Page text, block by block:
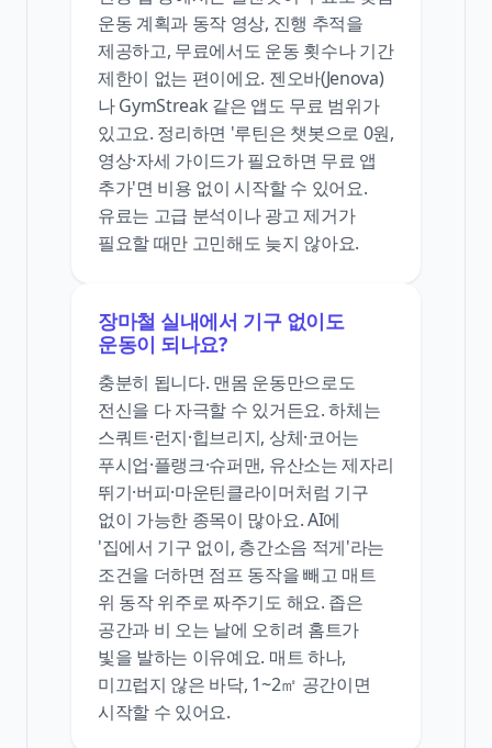
운동 계획과 동작 영상, 진행 추적을
제공하고, 무료에서도 운동 횟수나 기간
제한이 없는 편이에요. 젠오바(Jenova)
나 GymStreak 같은 앱도 무료 범위가
있고요. 정리하면 '루틴은 챗봇으로 0원,
영상·자세 가이드가 필요하면 무료 앱
추가'면 비용 없이 시작할 수 있어요.
유료는 고급 분석이나 광고 제거가
필요할 때만 고민해도 늦지 않아요.
장마철 실내에서 기구 없이도
운동이 되나요?
충분히 됩니다. 맨몸 운동만으로도
전신을 다 자극할 수 있거든요. 하체는
스쿼트·런지·힙브리지, 상체·코어는
푸시업·플랭크·슈퍼맨, 유산소는 제자리
뛰기·버피·마운틴클라이머처럼 기구
없이 가능한 종목이 많아요. AI에
'집에서 기구 없이, 층간소음 적게'라는
조건을 더하면 점프 동작을 빼고 매트
위 동작 위주로 짜주기도 해요. 좁은
공간과 비 오는 날에 오히려 홈트가
빛을 발하는 이유예요. 매트 하나,
미끄럽지 않은 바닥, 1~2㎡ 공간이면
시작할 수 있어요.